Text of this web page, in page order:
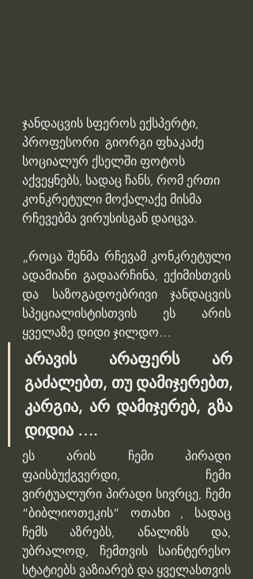
ჯანდაცვის სფეროს ექსპერტი,
პროფესორი  გიორგი ფხაკაძე
სოციალურ ქსელში ფოტოს
აქვეყნებს, სადაც ჩანს, რომ ერთი
კონკრეტული მოქალაქე მისმა
რჩევებმა ვირუსისგან დაიცვა.
„როცა შენმა რჩევამ კონკრეტული
ადამიანი გადაარჩინა, ექიმისთვის
და საზოგადოებრივი ჯანდაცვის
სპეციალისტისთვის ეს არის
ყველაზე დიდი ჯილდო…
არავის არაფერს არ
გაძალებთ, თუ დამიჯერებთ,
კარგია, არ დამიჯერებ, გზა
დიდია ….
ეს არის ჩემი პირადი
ფაისბუქგვერდი, ჩემი
ვირტუალური პირადი სივრცე, ჩემი
“ბიბლიოთეკის” ოთახი , სადაც
ჩემს აზრებს, ანალიზს და,
უბრალოდ, ჩემთვის საინტერესო
სტატიებს ვაზიარებ და ყველასთვის